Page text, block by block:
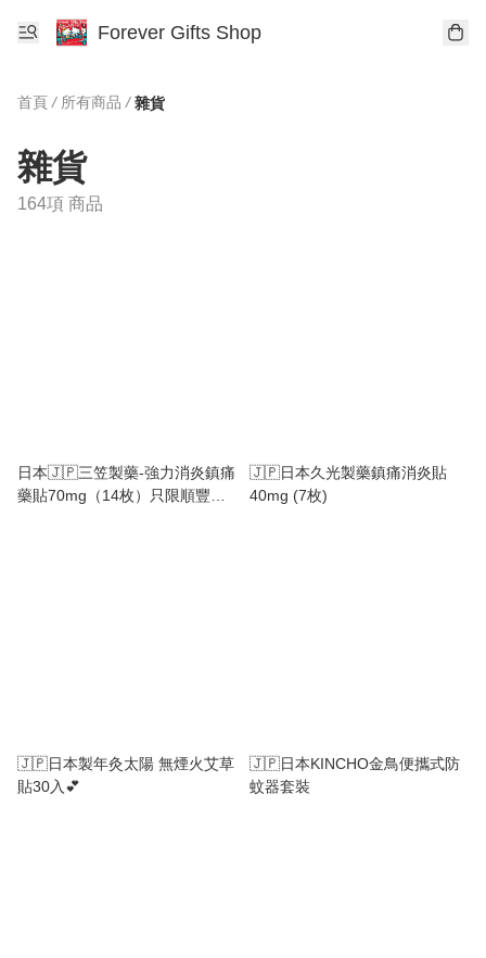
Forever Gifts Shop
首頁 / 所有商品 / 雜貨
雜貨
164項 商品
日本🇯🇵三笠製藥-強力消炎鎮痛
藥貼70mg（14枚）只限順豐到
🇯🇵日本久光製藥鎮痛消炎貼
40mg (7枚)
🇯🇵日本製年灸太陽 無煙火艾草
貼30入💕
🇯🇵日本KINCHO金鳥便攜式防
蚊器套裝